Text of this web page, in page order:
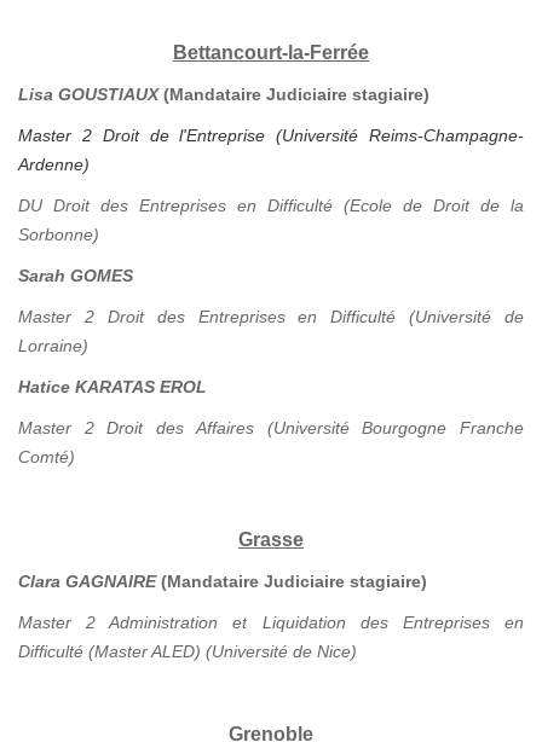
Bettancourt-la-Ferrée
Lisa GOUSTIAUX(Mandataire Judiciaire stagiaire)
Master 2 Droit de l'Entreprise (Université Reims-Champagne-
Ardenne)
DU Droit des Entreprises en Difficulté (Ecole de Droit de la
Sorbonne)
Sarah GOMES
Master 2 Droit des Entreprises en Difficulté (Université de
Lorraine)
Hatice KARATAS EROL
Master 2 Droit des Affaires (Université Bourgogne Franche
Comté)
Grasse
Clara GAGNAIRE(Mandataire Judiciaire stagiaire)
Master 2 Administration et Liquidation des Entreprises en
Difficulté (Master ALED) (Université de Nice)
Grenoble